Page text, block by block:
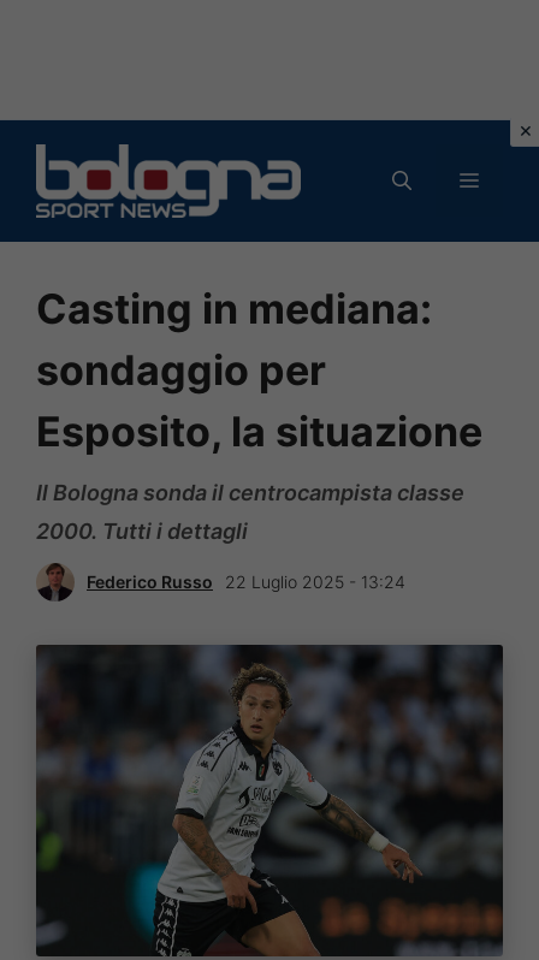
contenuto
MENU
Casting in mediana:
sondaggio per
Esposito, la situazione
Il Bologna sonda il centrocampista classe
2000. Tutti i dettagli
Federico Russo 22 Luglio 2025 - 13:24